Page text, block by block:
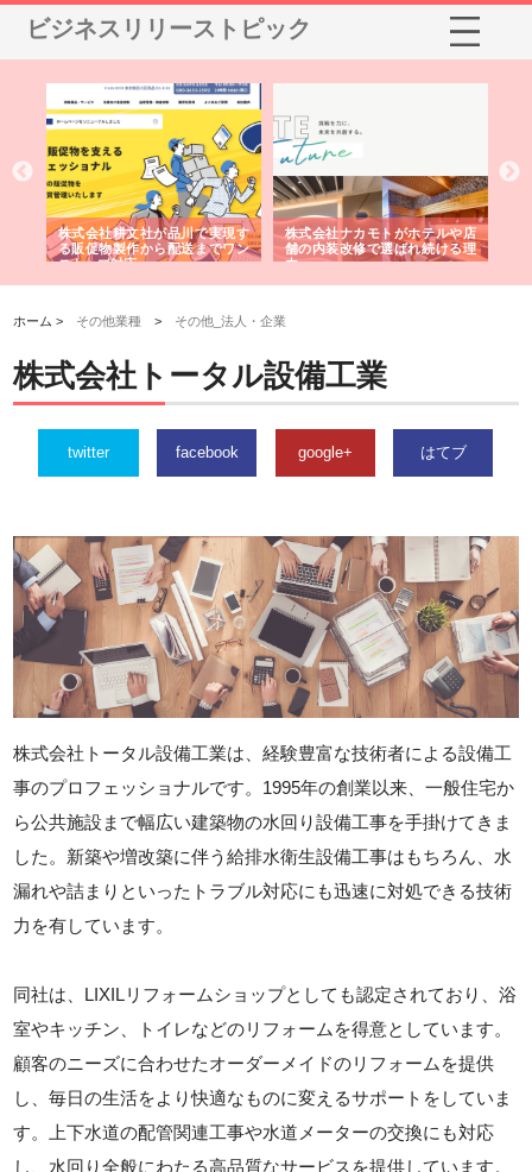
ビジネスリリーストピック
株式会社耕文社が品川で実現す
る販促物製作から配送までワン
ストップ対応
株式会社ナカモトがホテルや店
舗の内装改修で選ばれ続ける理
由
ホーム > その他業種 > その他_法人・企業
株式会社トータル設備工業
twitter facebook google+ はてブ
株式会社トータル設備工業は、経験豊富な技術者による設備工
事のプロフェッショナルです。1995年の創業以来、一般住宅か
ら公共施設まで幅広い建築物の水回り設備工事を手掛けてきま
した。新築や増改築に伴う給排水衛生設備工事はもちろん、水
漏れや詰まりといったトラブル対応にも迅速に対処できる技術
力を有しています。
同社は、LIXILリフォームショップとしても認定されており、浴
室やキッチン、トイレなどのリフォームを得意としています。
顧客のニーズに合わせたオーダーメイドのリフォームを提供
し、毎日の生活をより快適なものに変えるサポートをしていま
す。上下水道の配管関連工事や水道メーターの交換にも対応
し、水回り全般にわたる高品質なサービスを提供しています。